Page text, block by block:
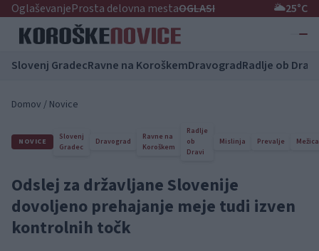
OglaševanjeProsta delovna mestaOGLASI 🌥️25°C
Slovenj GradecRavne na KoroškemDravogradRadlje ob Dravi
Domov / Novice
NOVICE
Slovenj
Gradec
Dravograd
Ravne na
Koroškem
Radlje
ob
Dravi
Mislinja Prevalje Mežica
Odslej za državljane Slovenije
dovoljeno prehajanje meje tudi izven
kontrolnih točk